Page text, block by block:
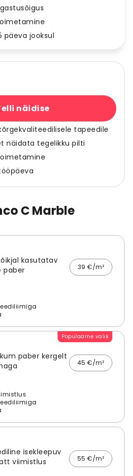
C Marble
kasutatav
paber
39 €/m²
Populaarne valik
paber kergelt
45 €/m²
isekleepuv
viimistlus
55 €/m²
päeva jooksul
näidise
tapeedile
näidata tegelikku pilti